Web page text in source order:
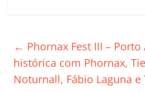
e
b
o
er l s
A
p
e
n
← Phornax Fest III –
histórica com Phornax,
Noturnall, Fábio Laguna e